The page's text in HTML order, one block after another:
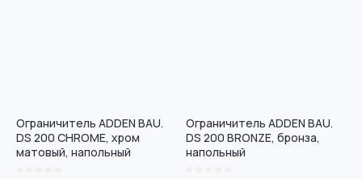
Ограничитель ADDEN BAU.
DS 200 CHROME, хром
матовый, напольный
Ограничитель ADDEN BAU.
DS 200 BRONZE, бронза,
напольный